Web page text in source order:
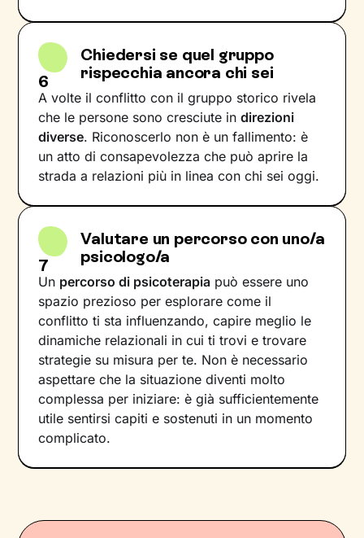
6
Chiedersi se quel gruppo
rispecchia ancora chi sei
A volte il conflitto con il gruppo storico rivela
che le persone sono cresciute indirezioni
diverse. Riconoscerlo non è un fallimento: è
un atto di consapevolezza che può aprire la
strada a relazioni più in linea con chi sei oggi.
7
Valutare un percorso con uno/a
psicologo/a
Un percorso di psicoterapia può essere uno
spazio prezioso per esplorare come il
conflitto ti sta influenzando, capire meglio le
dinamiche relazionali in cui ti trovi e trovare
strategie su misura per te. Non è necessario
aspettare che la situazione diventi molto
complessa per iniziare: è già sufficientemente
utile sentirsi capiti e sostenuti in un momento
complicato.